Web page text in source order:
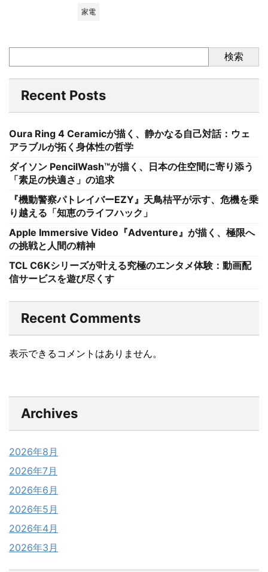
家電
検索
Recent Posts
Oura Ring 4 Ceramicが描く、静かなる自己対話：ウェ
アラブルが拓く身体性の哲学
ダイソン PencilWash™が描く、日本の住空間に寄り添う
「素足の快適さ」の追求
『機動警察パトレイバーEZY』天鳥桔平が示す、危機を乗
り越える「知恵のライフハック」
Apple Immersive Video『Adventure』が描く、極限へ
の挑戦と人間の精神
TCL C6Kシリーズが叶える究極のエンタメ体験：動画配
信サービスを遊び尽くす
Recent Comments
表示できるコメントはありません。
Archives
2026年8月
2026年7月
2026年6月
2026年5月
2026年4月
2026年3月